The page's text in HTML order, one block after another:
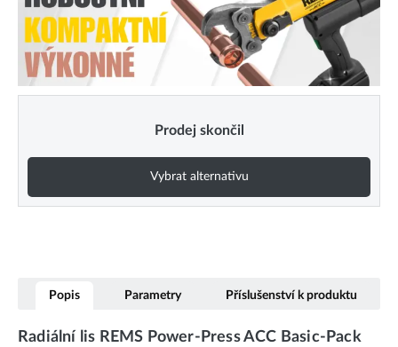
Prodej skončil
Vybrat alternativu
Popis Parametry Příslušenství k produktu
Radiální lis REMS Power-Press ACC Basic-Pack